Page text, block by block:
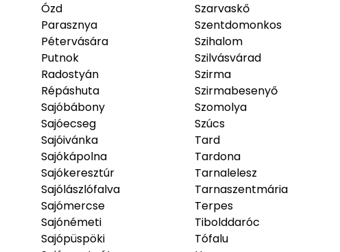
Ózd
Parasznya
Pétervására
Putnok
Radostyán
Répáshuta
Sajóbábony
Sajóecseg
Sajóivánka
Sajókápolna
Sajókeresztúr
Sajólászlófalva
Sajómercse
Sajónémeti
Sajópüspöki
Szarvaskő
Szentdomonkos
Szihalom
Szilvásvárad
Szirma
Szirmabesenyő
Szomolya
Szúcs
Tard
Tardona
Tarnalelesz
Tarnaszentmária
Terpes
Tibolddaróc
Tófalu